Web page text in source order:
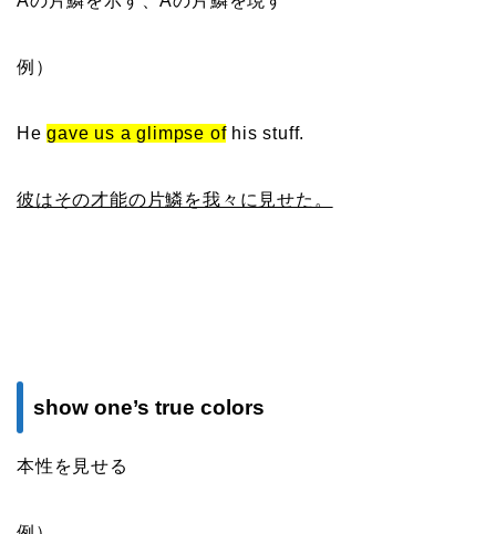
例）
Hegave us a glimpse ofhis stuff.
彼はその才能の片鱗を我々に見せた。
show one’s true colors
本性を見せる